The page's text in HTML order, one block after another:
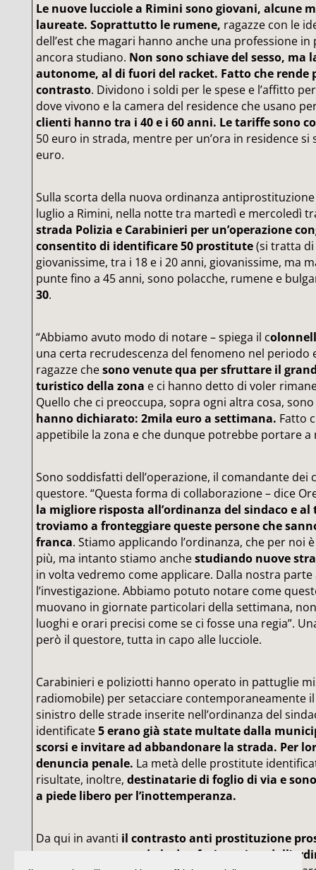
Le nuove lucciole a Rimini sono giovani, alcune
laureate. Soprattutto le rumene, ragazze con le
dell’est che magari hanno anche una professione
ancora studiano. Non sono schiave del sesso, ma
autonome, al di fuori del racket. Fatto che rende
contrasto. Dividono i soldi per le spese e l’affitto
dove vivono e la camera del residence che usano
clienti hanno tra i 40 e i 60 anni. Le tariffe sono
50 euro in strada, mentre per un’ora in residence si
euro.
Sulla scorta della nuova ordinanza
luglio a Rimini, nella notte tra martedì e mercoledì
strada Polizia e Carabinieri per un’operazione
consentito di identificare 50 prostitute(si tratta di
giovanissime, tra i 18 e i 20 anni, giovanissime, ma
punte fino a 45 anni, sono polacche, rumene e
30.
“Abbiamo avuto modo di notare – spiega il c
una certa recrudescenza del fenomeno nel periodo
ragazze chesono venute qua per sfruttare il
turistico della zona e ci hanno detto di voler
Quello che ci preoccupa, sopra ogni altra cosa, sono
hanno dichiarato: 2mila euro a settimana. Fatto
appetibile la zona e che dunque potrebbe portare a
Sono soddisfatti dell’operazione, il comandante dei
questore. “Questa forma di collaborazione – dice
la migliore risposta all’ordinanza del sindaco e
troviamo a fronteggiare queste persone che
franca. Stiamo applicando l’ordinanza, che per noi
più, ma intanto stiamo anchestudiando nuove
in volta vedremo come applicare. Dalla nostra
l’investigazione. Abbiamo potuto notare come
muovano in giornate particolari della settimana,
luoghi e orari precisi come se ci fosse una regia”.
però il questore, tutta in capo alle lucciole.
Carabinieri e poliziotti hanno operato in pattuglie
radiomobile) per setacciare contemporaneamente
sinistro delle strade inserite nell’ordinanza del
identificate5 erano già state multate dalla
scorsi e invitare ad abbandonare la strada. Per
denuncia penale. La metà delle prostitute
risultate, inoltre, destinatarie di foglio di via e
a piede libero per l’inottemperanza.
Da qui in avanti il contrasto anti prostituzione
comunque, seguendo le due fasi previste